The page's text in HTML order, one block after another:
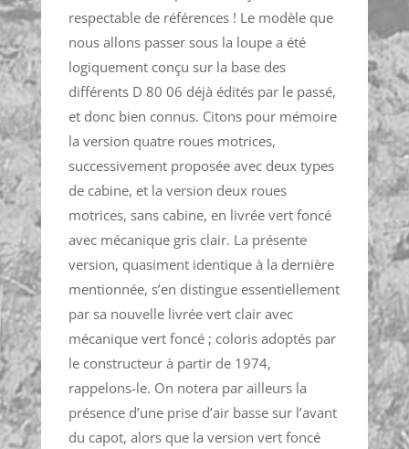
respectable de références ! Le modèle que
nous allons passer sous la loupe a été
logiquement conçu sur la base des
différents D 80 06 déjà édités par le passé,
et donc bien connus. Citons pour mémoire
la version quatre roues motrices,
successivement proposée avec deux types
de cabine, et la version deux roues
motrices, sans cabine, en livrée vert foncé
avec mécanique gris clair. La présente
version, quasiment identique à la dernière
mentionnée, s’en distingue essentiellement
par sa nouvelle livrée vert clair avec
mécanique vert foncé ; coloris adoptés par
le constructeur à partir de 1974,
rappelons-le. On notera par ailleurs la
présence d’une prise d’air basse sur l’avant
du capot, alors que la version vert foncé